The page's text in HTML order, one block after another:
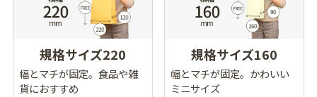
規格サイズ220
幅とマチが固定。食品や雑
貨におすすめ
規格サイズ160
幅とマチが固定。かわいい
ミニサイズ